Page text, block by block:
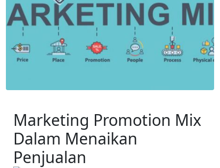
Marketing Promotion Mix
Dalam Menaikan
Penjualan